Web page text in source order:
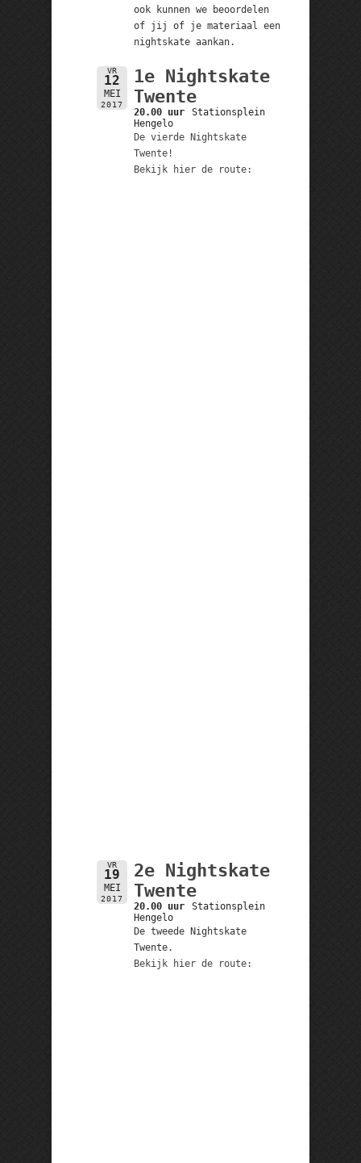
ook kunnen we beoordelen
of jij of je materiaal een
nightskate aankan.
VR
12
MEI
2017
1e Nightskate
Twente
20.00 uur
Stationsplein
Hengelo
De vierde Nightskate
Twente!
Bekijk hier de route:
VR
19
MEI
2017
2e Nightskate
Twente
20.00 uur
Stationsplein
Hengelo
De tweede Nightskate
Twente.
Bekijk hier de route: